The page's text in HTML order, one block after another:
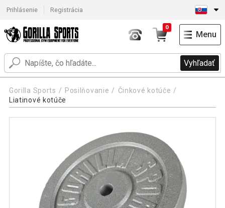
Prihlásenie Registrácia
Vyhľadať
0
Menu
Gorilla Sports Posilňovanie
Činkové kotúče
Liatinové kotúče